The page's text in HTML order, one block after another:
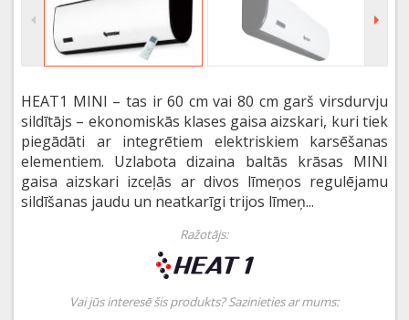
HEAT1 MINI – tas ir 60 cm vai 80 cm garš virsdurvju
sildītājs – ekonomiskās klases gaisa aizskari, kuri tiek
piegādāti ar integrētiem elektriskiem karsēšanas
elementiem. Uzlabota dizaina baltās krāsas MINI
gaisa aizskari izceļās ar divos līmeņos regulējamu
sildīšanas jaudu un neatkarīgi trijos līmeņ...
Ražotājs:
Vai jūs interesē šis produkts? Sazinieties ar mums: